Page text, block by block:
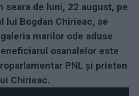
seara de luni, 22 august, pe
lui Bogdan Chirieac, se
marilor ode aduse
osanalelor este
PNL și prieten
Chirieac.